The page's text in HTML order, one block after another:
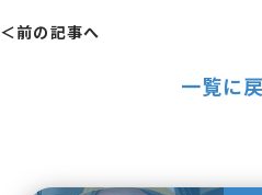
＜前の記事へ
一覧に